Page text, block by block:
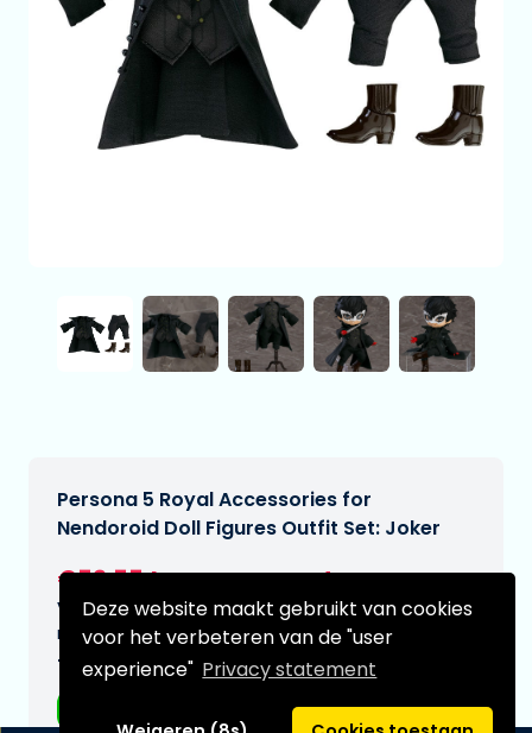
Deze website maakt gebruikt van cookies
voor het verbeteren van de "user
experience" Privacy statement
Persona 5 Royal Accessories for
Nendoroid Doll Figures Outfit Set: Joker
€52,55
Verwachtte leverdatum:
n.v.t.
Type: